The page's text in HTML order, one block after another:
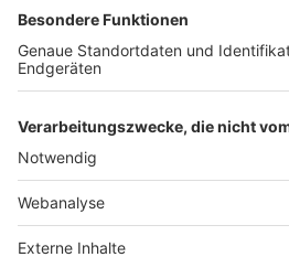
Nutzungsbedingungen Datenschutz